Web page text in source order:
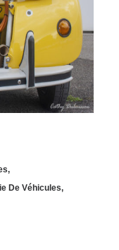
,
De Véhicules,